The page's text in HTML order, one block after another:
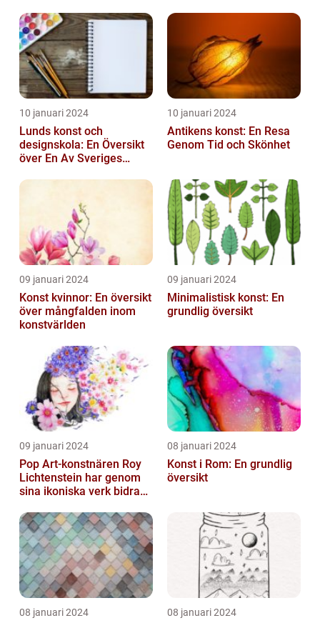
10 januari 2024
Lunds konst och
designskola: En Översikt
över En Av Sveriges
Utbildningsanstalter inom
10 januari 2024
Antikens konst: En Resa
Genom Tid och Skönhet
09 januari 2024
Konst kvinnor: En översikt
över mångfalden inom
konstvärlden
09 januari 2024
Minimalistisk konst: En
grundlig översikt
09 januari 2024
Pop Art-konstnären Roy
Lichtenstein har genom
sina ikoniska verk bidragit
08 januari 2024
Konst i Rom: En grundlig
översikt
08 januari 2024 08 januari 2024